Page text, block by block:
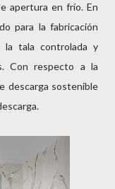
apertura en frío. En
para la fabricación
la tala controlada y
Con respecto a la
descarga sostenible